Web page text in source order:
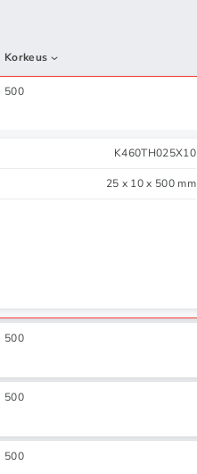
Korkeus
500
K460TH025X10
25 x 10 x 500 mm
500
500
500